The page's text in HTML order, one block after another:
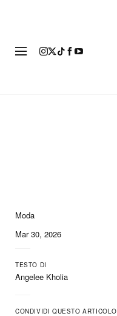
Moda
Mar 30, 2026
TESTO DI
Angelee Kholia
CONDIVIDI QUESTO ARTICOLO